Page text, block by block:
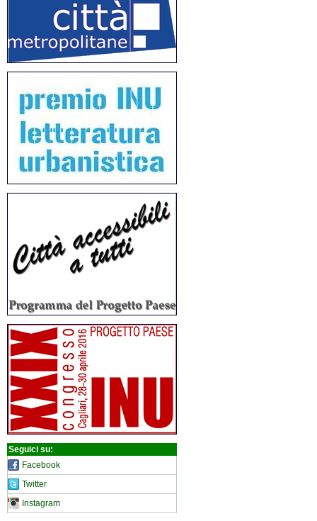
Seguici su:
Facebook
Twitter
Instagram